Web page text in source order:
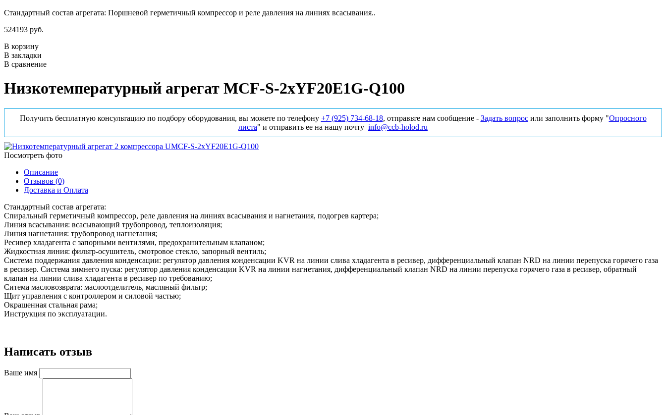
Стандартный состав агрегата: Поршневой герметичный компрессор и реле давления на линиях всасывания..
524193 руб.
В корзину
В закладки
В сравнение
Низкотемпературный агрегат MCF-S-2хYF20E1G-Q100
Получить бесплатную консультацию по подбору оборудования, вы можете по телефону +7 (925) 734‑68‑18, отправьте нам сообщение - Задать вопросили заполнить форму "Опросного
листа" и отправить ее на нашу почту info@ccb-holod.ru
Посмотреть фото
Описание
Отзывов (0)
Доставка и Оплата
Стандартный состав агрегата:
Спиральный герметичный компрессор, реле давления на линиях всасывания и нагнетания, подогрев картера;
Линия всасывания: всасывающий трубопровод, теплоизоляция;
Линия нагнетания: трубопровод нагнетания;
Ресивер хладагента с запорными вентилями, предохранительным клапаном;
Жидкостная линия: фильтр-осушитель, смотровое стекло, запорный вентиль;
Система поддержания давления конденсации: регулятор давления конденсации KVR на линии слива хладагента в ресивер, дифференциальный клапан NRD на линии перепуска горячего газа
в ресивер. Система зимнего пуска: регулятор давления конденсации KVR на линии нагнетания, дифференциальный клапан NRD на линии перепуска горячего газа в ресивер, обратный
клапан на линии слива хладагента в ресивер по требованию;
Ситема масловозврата: маслоотделитель, масляный фильтр;
Щит управления с контроллером и силовой частью;
Окрашенная стальная рама;
Инструкция по эксплуатации.
Написать отзыв
Ваше имя